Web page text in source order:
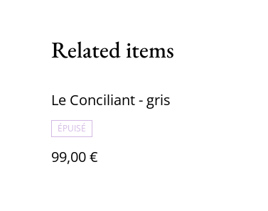
Related items
Le Conciliant - gris
ÉPUISÉ
99,00 €